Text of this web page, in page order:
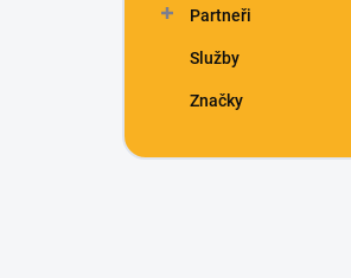
Partneři
Služby
Značky